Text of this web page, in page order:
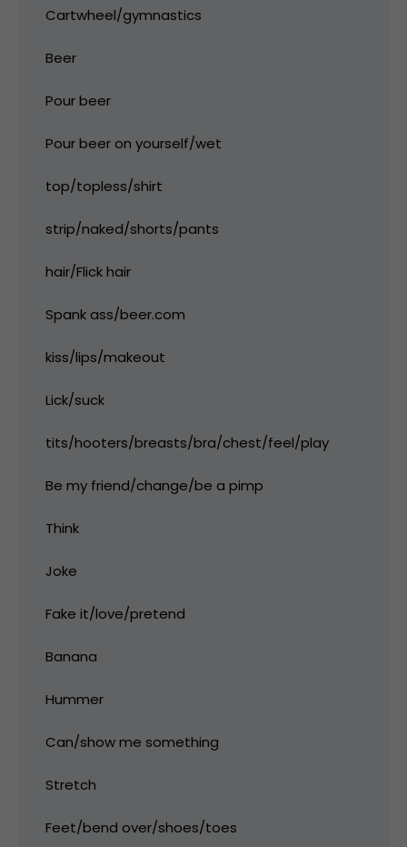
Cartwheel/gymnastics
Beer
Pour beer
Pour beer on yourself/wet
top/topless/shirt
strip/naked/shorts/pants
hair/Flick hair
Spank ass/beer.com
kiss/lips/makeout
Lick/suck
tits/hooters/breasts/bra/chest/feel/play
Be my friend/change/be a pimp
Think
Joke
Fake it/love/pretend
Banana
Hummer
Can/show me something
Stretch
Feet/bend over/shoes/toes